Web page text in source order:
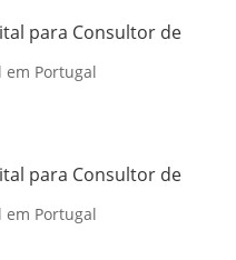
para Consultor de
Portugal
para Consultor de
Portugal